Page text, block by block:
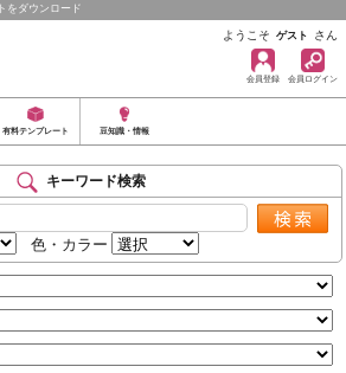
をダウンロード
ようこそ ゲスト さん
会員登録 会員ログイン
有料テンプレート 豆知識・情報
キーワード検索
色・カラー